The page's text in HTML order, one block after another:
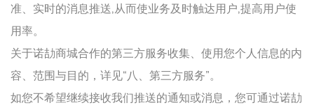
准、实时的消息推送,从而使业务及时触达用户,提高用户使
用率。
关于诺劼商城合作的第三方服务收集、使用您个人信息的内
容、范围与目的，详见“八、第三方服务”。
如您不希望继续接收我们推送的通知或消息，您可通过诺劼